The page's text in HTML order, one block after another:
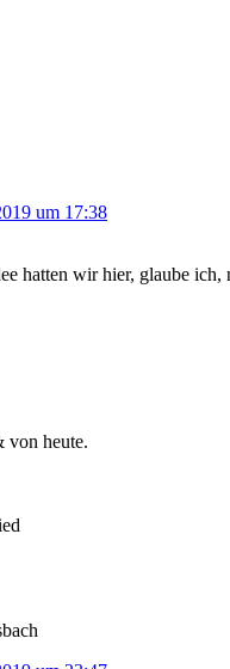
um 17:38
hatten wir hier, glaube ich,
von heute.